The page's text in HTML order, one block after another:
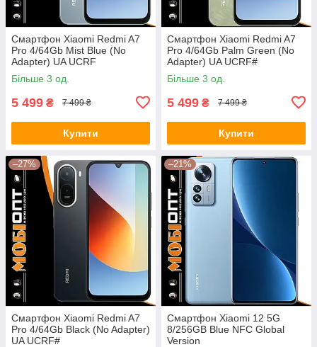
Смартфон Xiaomi Redmi A7
Pro 4/64Gb Mist Blue (No
Adapter) UA UCRF
Більше 3 од.
5 499 ₴ 7 499 ₴
Купити
Смартфон Xiaomi Redmi A7
Pro 4/64Gb Palm Green (No
Adapter) UA UCRF#
Більше 3 од.
5 499 ₴ 7 499 ₴
Купити
–27%
Смартфон Xiaomi Redmi A7
Pro 4/64Gb Black (No Adapter)
UA UCRF#
–21%
Смартфон Xiaomi 12 5G
8/256GB Blue NFC Global
Version